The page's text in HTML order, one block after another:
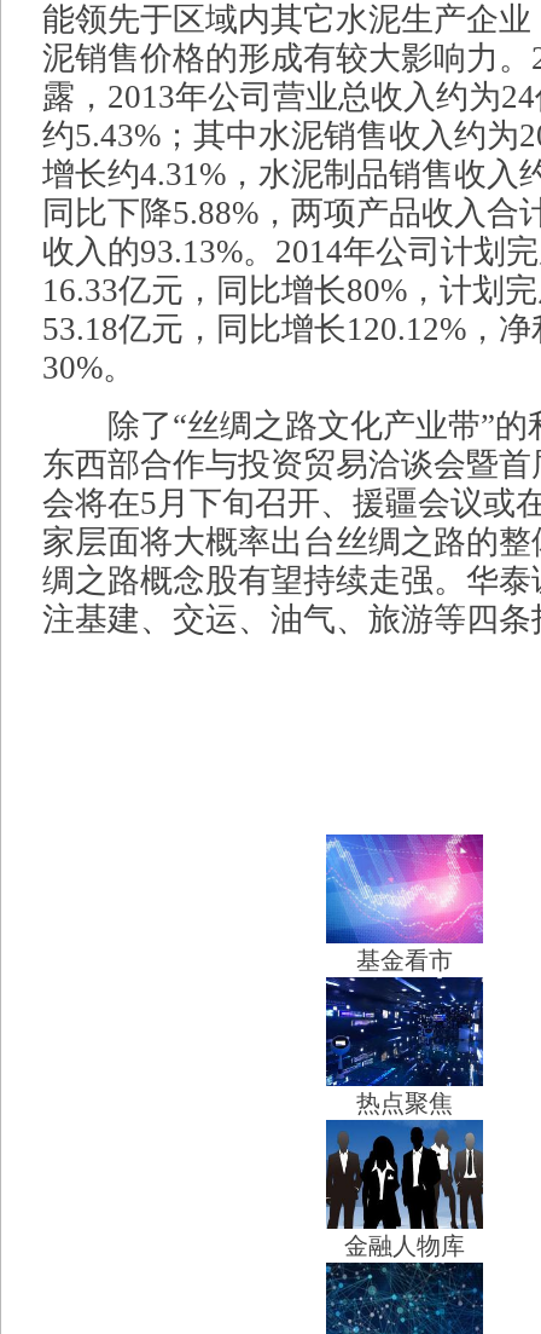
能领先于区域内其它水泥生产企
泥销售价格的形成有较大影响力。
露，2013年公司营业总收入约为
约5.43%；其中水泥销售收入约为
增长约4.31%，水泥制品销售收入
同比下降5.88%，两项产品收入合
收入的93.13%。2014年公司计划
16.33亿元，同比增长80%，计划
53.18亿元，同比增长120.12%，
30%。
除了“丝绸之路文化产业带”的
东西部合作与投资贸易洽谈会暨
会将在5月下旬召开、援疆会议或
家层面将大概率出台丝绸之路的
绸之路概念股有望持续走强。华
注基建、交运、油气、旅游等四
基金看市
热点聚焦
金融人物库